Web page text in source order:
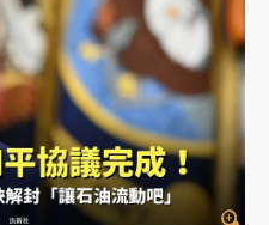
數！辜仲諒向法院聲請遭
！今線上預約開賣一度塞車
！東檢抗告成功 今重開羈